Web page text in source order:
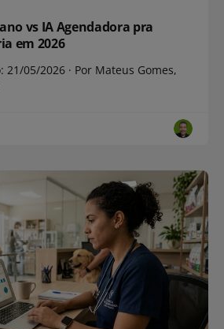
vs IA Agendadora pra
em 2026
05/2026 · Por Mateus Gomes,